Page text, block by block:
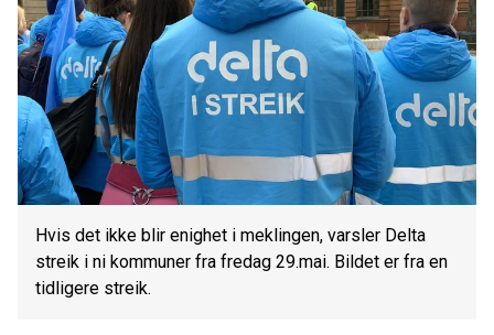
Hvis det ikke blir enighet i meklingen, varsler Delta
streik i ni kommuner fra fredag 29.mai. Bildet er fra en
tidligere streik.